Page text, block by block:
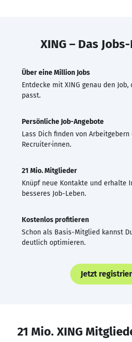
XING – Das
Über eine Million Jobs
Entdecke mit XING genau den
passt.
Persönliche Job-Angebote
Lass Dich finden von Arbeitgebern
Recruiter·innen.
21 Mio. Mitglieder
Knüpf neue Kontakte und erhalte
besseres Job-Leben.
Kostenlos profitieren
Schon als Basis-Mitglied kannst
deutlich optimieren.
Jetzt
21 Mio. XING